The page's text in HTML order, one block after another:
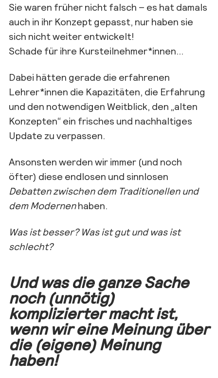
Sie waren früher nicht falsch – es hat damals
auch in ihr Konzept gepasst, nur haben sie
sich nicht weiter entwickelt!
Schade für ihre Kursteilnehmer*innen…
Dabei hätten gerade die erfahrenen
Lehrer*innen die Kapazitäten, die Erfahrung
und den notwendigen Weitblick, den „alten
Konzepten“ ein frisches und nachhaltiges
Update zu verpassen.
Ansonsten werden wir immer (und noch
öfter) diese endlosen und sinnlosen
Debatten zwischen dem Traditionellen und
dem Modernenhaben.
Was ist besser? Was ist gut und was ist
schlecht?
Und was die ganze Sache
noch (unnötig)
komplizierter macht ist,
wenn wir eine Meinung über
die (eigene) Meinung
haben!